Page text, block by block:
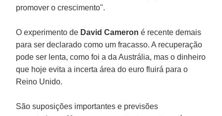
promover o crescimento".
O experimento de David Cameron é recente demais
para ser declarado como um fracasso. A recuperação
pode ser lenta, como foi a da Austrália, mas o dinheiro
que hoje evita a incerta área do euro fluirá para o
Reino Unido.
São suposições importantes e previsões